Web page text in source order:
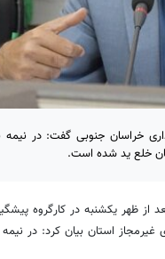
خلع ید شده است.
از ظهر یکشنبه در کارگروه